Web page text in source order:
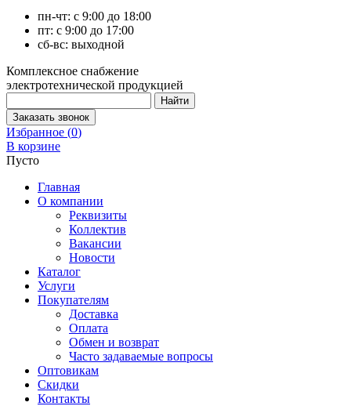
пн-чт: с 9:00 до 18:00
пт: с 9:00 до 17:00
сб-вс: выходной
Комплексное снабжение
электротехнической продукцией
Избранное (0)
В корзине
Пусто
Главная
О компании
Реквизиты
Коллектив
Вакансии
Новости
Каталог
Услуги
Покупателям
Доставка
Оплата
Обмен и возврат
Часто задаваемые вопросы
Оптовикам
Скидки
Контакты